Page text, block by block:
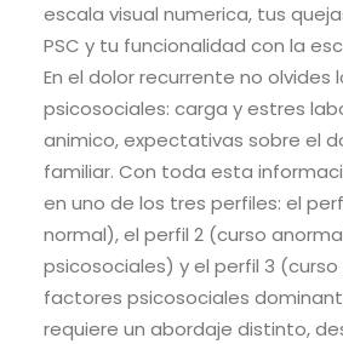
escala visual numerica, tus
PSC y tu funcionalidad con la
En el dolor recurrente no olvides
psicosociales: carga y estres
animico, expectativas sobre el
familiar. Con toda esta
en uno de los tres perfiles: el
normal), el perfil 2 (curso
psicosociales) y el perfil 3
factores psicosociales
requiere un abordaje distinto,